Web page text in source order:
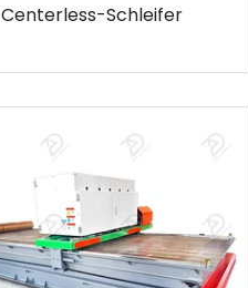
Centerless-Schleifer